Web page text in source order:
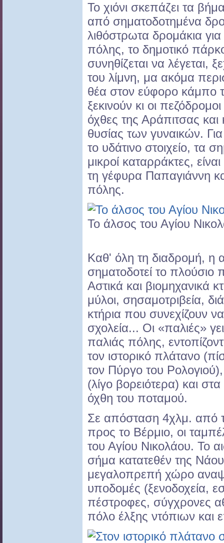
Το χιόνι σκεπάζει τα
από σηματοδοτημένα
λιθόστρωτα δρομάκια
πόλης, το δημοτικό
συνηθίζεται να λέγεται,
του λίμνη, μα ακόμα
θέα στον εύφορο κάμπο
ξεκινούν κι οι
όχθες της Αράπιτσας
θυσίας των γυναικών.
το υδάτινο στοιχείο, τα
μικροί καταρράκτες,
τη γέφυρα Παπαγιάννη
πόλης.
Το άλσος του Αγίου
Καθ' όλη τη διαδρομή, η
σηματοδοτεί το πλούσιο
Αστικά και βιομηχανικά
μύλοι, σησαμοτριβεία,
κτήρια που συνεχίζουν
σχολεία... Οι «παλιές»
παλιάς πόλης,
τον ιστορικό πλάτανο
τον Πύργο του Ρολογιού),
(λίγο βορειότερα) και
όχθη του ποταμού.
Σε απόσταση 4χλμ. από
προς το Βέρμιο, οι
του Αγίου Νικολάου. Το
σήμα κατατεθέν της
μεγαλοπρεπή χώρο
υποδομές (ξενοδοχεία,
πέστροφες, σύγχρονες
πόλο έλξης ντόπιων και